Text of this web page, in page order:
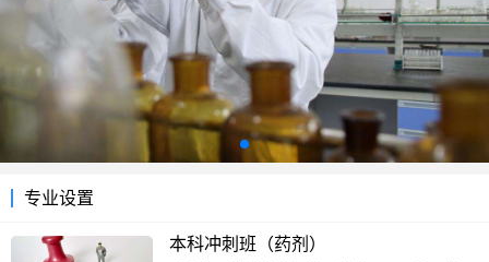
专业设置
本科冲刺班（药剂）